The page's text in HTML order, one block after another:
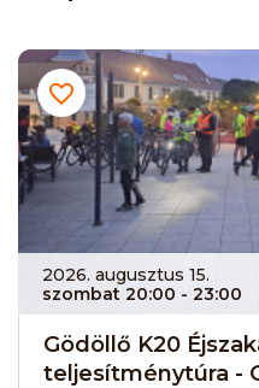
2026. augusztus 15.
szombat 20:00 - 23:00
Gödöllő K20
teljesítménytúra -